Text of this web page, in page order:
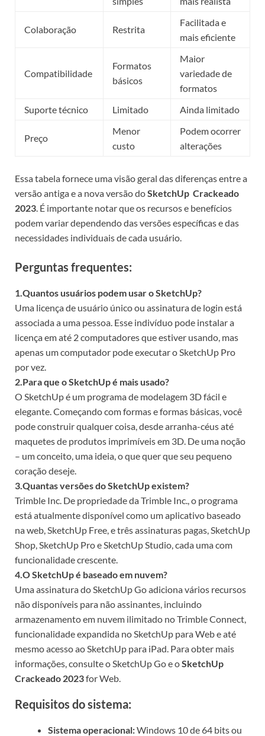
Colaboração Restrita
Facilitada e
mais eficiente
Compatibilidade
Formatos
básicos
Maior
variedade de
formatos
Suporte técnico
Limitado Ainda limitado
Preço
Menor
custo
Podem ocorrer
alterações
Essa tabela fornece uma visão geral das diferenças entre a
versão antiga e a nova versão doSketchUp Crackeado
2023 . É importante notar que os recursos e benefícios
podem variar dependendo das versões específicas e das
necessidades individuais de cada usuário.
Perguntas frequentes:
1.Quantos usuários podem usar o SketchUp?
Uma licença de usuário único ou assinatura de login está
associada a uma pessoa. Esse indivíduo pode instalar a
licença em até 2 computadores que estiver usando, mas
apenas um computador pode executar o SketchUp Pro
por vez.
2.Para que o SketchUp é mais usado?
O SketchUp é um programa de modelagem 3D fácil e
elegante. Começando com formas e formas básicas, você
pode construir qualquer coisa, desde arranha-céus até
maquetes de produtos imprimíveis em 3D. De uma noção
– um conceito, uma ideia, o que quer que seu pequeno
coração deseje.
3.Quantas versões do SketchUp existem?
Trimble Inc. De propriedade da Trimble Inc., o programa
está atualmente disponível como um aplicativo baseado
na web, SketchUp Free, e três assinaturas pagas, SketchUp
Shop, SketchUp Pro e SketchUp Studio, cada uma com
funcionalidade crescente.
4.O SketchUp é baseado em nuvem?
Uma assinatura do SketchUp Go adiciona vários recursos
não disponíveis para não assinantes, incluindo
armazenamento em nuvem ilimitado no Trimble Connect,
funcionalidade expandida no SketchUp para Web e até
mesmo acesso ao SketchUp para iPad. Para obter mais
informações, consulte o SketchUp Go e oSketchUp
Crackeado 2023for Web.
Requisitos do sistema:
Sistema operacional:Windows 10 de 64 bits ou